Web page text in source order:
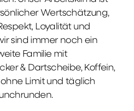
Wertschätzung,
Loyalität und
sind immer noch ein
Familie mit
& Dartscheibe, Koffein,
ohne Limit und täglich